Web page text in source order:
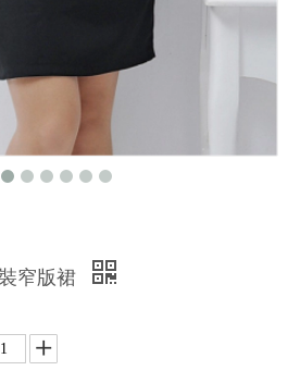
窄版裙